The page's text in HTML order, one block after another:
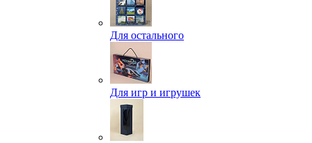
Для остального
Для игр и игрушек